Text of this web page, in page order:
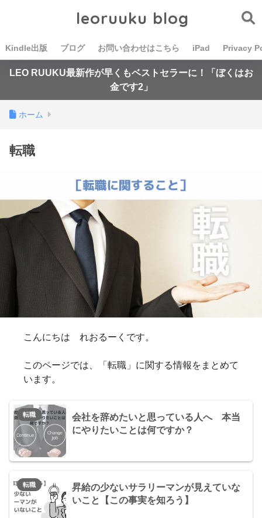
leoruuku blog
Kindle出版 ブログ お問い合わせはこちら iPad Privacy
LEO RUUKU最新作が早くもベストセラーに！「ぼくはお
金です2」
ホーム
転職
こんにちは れおるーくです。
このページでは、「転職」に関する情報をまとめて
います。
会社を辞めたいと思っている人へ 本当
にやりたいことは何ですか？
転職
昇給の少ないサラリーマンが見えていな
いこと【この事実を知ろう】
転職